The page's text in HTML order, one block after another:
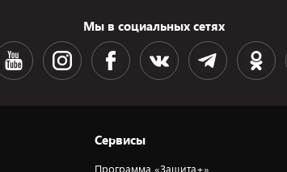
Мы в социальных сетях
Сервисы
Программа «Защита+»